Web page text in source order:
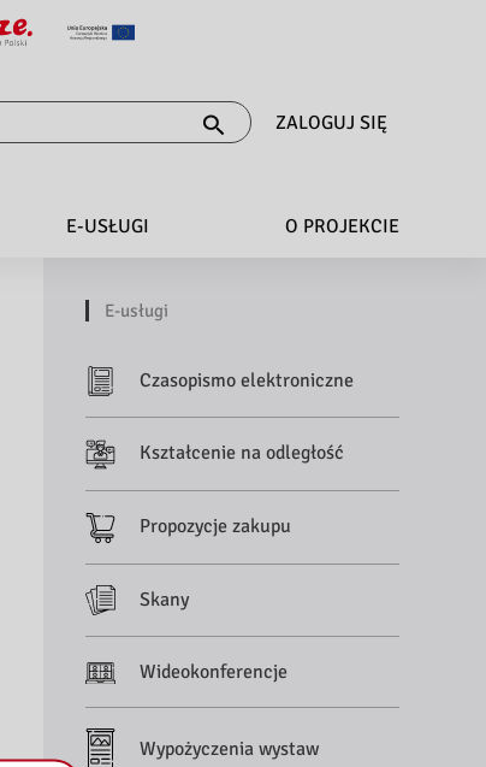
ZALOGUJ SIĘ
E-USŁUGI O PROJEKCIE
E-usługi
Czasopismo elektroniczne
Kształcenie na odległość
Propozycje zakupu
Skany
Wideokonferencje
Wypożyczenia wystaw